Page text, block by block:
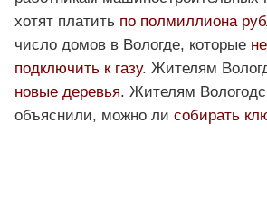
хотят платить по полмиллиона
число домов в Вологде, которые
подключить к газу. Жителям
новые деревья. Жителям
объяснили, можно ли собирать